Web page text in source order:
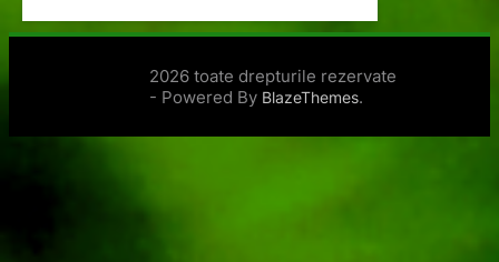
2026 toate drepturile rezervate
- Powered By BlazeThemes.